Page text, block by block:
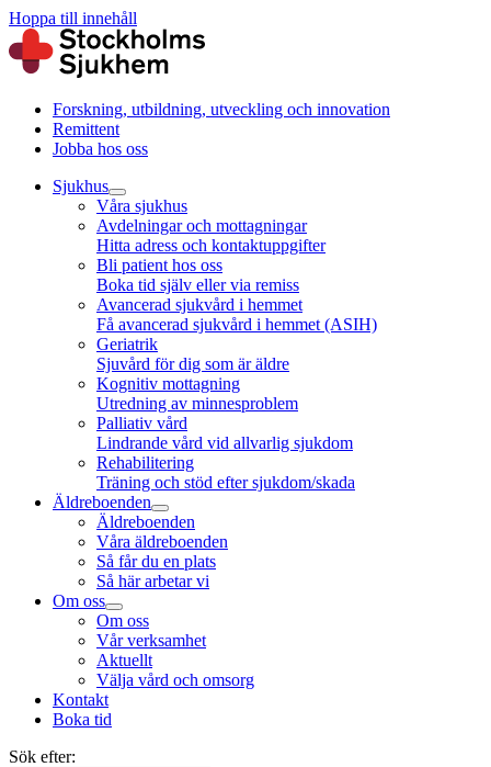
Hoppa till innehåll
Forskning, utbildning, utveckling och innovation
Remittent
Jobba hos oss
Sjukhus
Våra sjukhus
Avdelningar och mottagningar
Hitta adress och kontaktuppgifter
Bli patient hos oss
Boka tid själv eller via remiss
Avancerad sjukvård i hemmet
Få avancerad sjukvård i hemmet (ASIH)
Geriatrik
Sjuvård för dig som är äldre
Kognitiv mottagning
Utredning av minnesproblem
Palliativ vård
Lindrande vård vid allvarlig sjukdom
Rehabilitering
Träning och stöd efter sjukdom/skada
Äldreboenden
Äldreboenden
Våra äldreboenden
Så får du en plats
Så här arbetar vi
Om oss
Om oss
Vår verksamhet
Aktuellt
Välja vård och omsorg
Kontakt
Boka tid
Sök efter: